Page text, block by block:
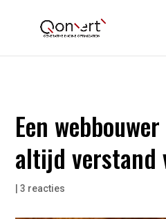
Een
altijd verstand
|3 reacties